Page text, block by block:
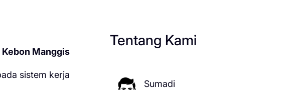
Kebon Manggis
sistem kerja
Tentang Kami
Sumadi